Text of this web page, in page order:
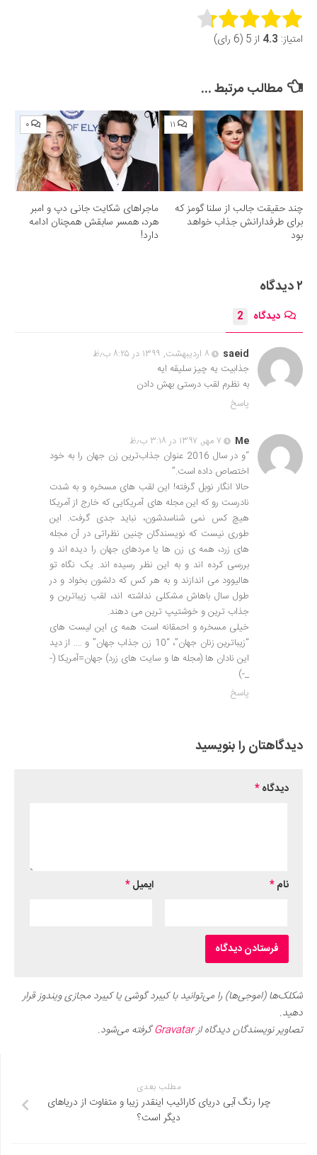
اخبار
Rate this item:
امتیاز: 4.3 از 5 (6 رای)
مطالب مرتبط ...
۱۱
چند حقیقت جالب از سلنا گومز که
برای طرفدارانش جذاب خواهد
بود
۰
ماجراهای شکایت جانی دپ و امبر
هرد، همسر سابقش همچنان ادامه
دارد!
۲ دیدگاه
دیدگاه 2
saeid
۸ اردیبهشت, ۱۳۹۹ در ۸:۲۵ ب٫ظ
جذابیت یه چیز سلیقه ایه
به نظرم لقب درستی بهش دادن
پاسخ
Me
۷ مهر, ۱۳۹۷ در ۳:۱۸ ب٫ظ
“و در سال 2016 عنوان جذاب‌ترین زن جهان را به خود
اختصاص داده است.”
حالا انگار نوبل گرفته! این لقب های مسخره و به شدت
نادرست رو که این مجله های آمریکایی که خارج از آمریکا
هیچ کس نمی شناسدشون، نباید جدی گرفت. این
طوری نیست که نویسندگان چنین نظراتی در آن مجله
های زرد، همه ی زن ها یا مردهای جهان را دیده اند و
بررسی کرده اند و به این نظر رسیده اند. یک نگاه تو
هالیوود می اندازند و به هر کس که دلشون بخواد و در
طول سال باهاش مشکلی نداشته اند، لقب زیباترین و
جذاب ترین و خوشتیپ ترین می دهند.
خیلی مسخره و احمقانه است همه ی این لیست های
“زیباترین زنان جهان”، “10 زن جذاب جهان” و …. از دید
این نادان ها (مجله ها و سایت های زرد) جهان=آمریکا (-
_-)
پاسخ
دیدگاهتان را بنویسید
دیدگاه*
نام* ایمیل*
شکلک‌ها (اموجی‌ها) را می‌توانید با کیبرد گوشی یا کیبرد مجازی ویندوز قرار
دهید.
تصاویر نویسندگان دیدگاه ازGravatarگرفته می‌شود.
مطلب بعدی
چرا رنگ آبی دریای کارائیب اینقدر زیبا و متفاوت از دریاهای
دیگر است؟